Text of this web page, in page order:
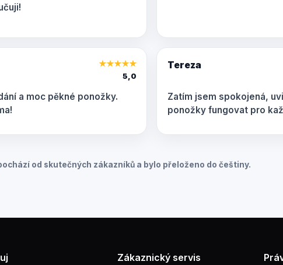
Zákaznický servis
★★★★★
5,0
a moc pěkné ponožky.
Tereza
Zatím jsem spokojená,
ponožky fungovat pro
od skutečných zákazníků a bylo přeloženo do češtiny.